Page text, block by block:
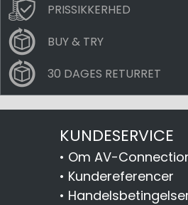
PRISSIKKERHED
BUY & TRY
30 DAGES RETURRET
KUNDESERVICE
• Om AV-
• Kundereferencer
•